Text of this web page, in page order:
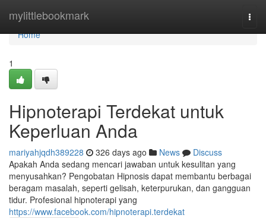
mylittlebookmark
Home
Home
1
Hipnoterapi Terdekat untuk
Keperluan Anda
mariyahjqdh389228 326 days ago News
Discuss
Apakah Anda sedang mencari jawaban untuk kesulitan yang
menyusahkan? Pengobatan Hipnosis dapat membantu berbagai
beragam masalah, seperti gelisah, keterpurukan, dan gangguan
tidur. Profesional hipnoterapi yang
https://www.facebook.com/hipnoterapi.terdekat